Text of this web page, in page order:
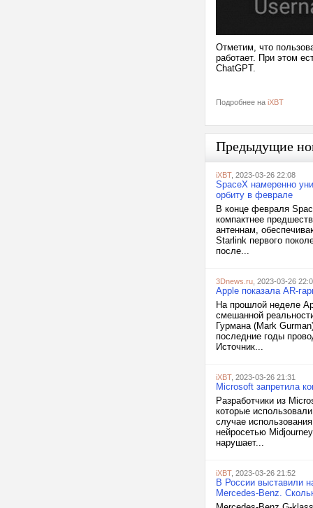
Отметим, что
работает. При этом
ChatGPT.
Подробнее на iXBT
Предыдущие
iXBT, 2023-03-26 22:08
SpaceX намеренно
орбиту в феврале
В конце февраля
компактнее
антеннам,
Starlink первого
после...
3Dnews.ru , 2023-03-26
Apple показала AR-
На прошлой неделе
смешанной
Гурмана (Mark
последние годы
Источник...
iXBT, 2023-03-26 21:31
Microsoft запретила
Разработчики из
которые
случае
нейросетью
нарушает...
iXBT, 2023-03-26 21:52
В России выставили
Mercedes-Benz.